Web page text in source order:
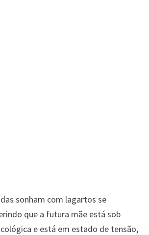
sonham com lagartos se
que a futura mãe está sob
e está em estado de tensão,